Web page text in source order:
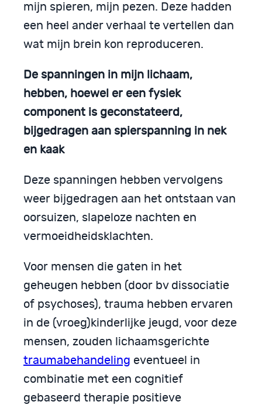
mijn spieren, mijn pezen. Deze hadden
een heel ander verhaal te vertellen dan
wat mijn brein kon reproduceren.
De spanningen in mijn lichaam,
hebben, hoewel er een fysiek
component is geconstateerd,
bijgedragen aan spierspanning in nek
en kaak
Deze spanningen hebben vervolgens
weer bijgedragen aan het ontstaan van
oorsuizen, slapeloze nachten en
vermoeidheidsklachten.
Voor mensen die gaten in het
geheugen hebben (door bv dissociatie
of psychoses), trauma hebben ervaren
in de (vroeg)kinderlijke jeugd, voor deze
mensen, zouden lichaamsgerichte
traumabehandeling eventueel in
combinatie met een cognitief
gebaseerd therapie positieve